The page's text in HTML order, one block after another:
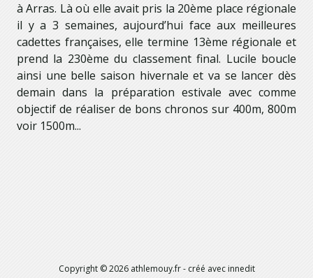
à Arras. Là où elle avait pris la 20ème place régionale
il y a 3 semaines, aujourd’hui face aux meilleures
cadettes françaises, elle termine 13ème régionale et
prend la 230ème du classement final. Lucile boucle
ainsi une belle saison hivernale et va se lancer dès
demain dans la préparation estivale avec comme
objectif de réaliser de bons chronos sur 400m, 800m
voir 1500m...
Copyright ©2026 athlemouy.fr- créé avecinnedit